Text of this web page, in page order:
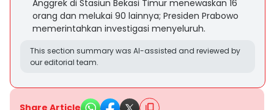
Anggrek di Stasiun Bekasi Timur menewaskan 16
orang dan melukai 90 lainnya; Presiden Prabowo
memerintahkan investigasi menyeluruh.
This section summary was AI-assisted and reviewed by
our editorial team.
Share Article